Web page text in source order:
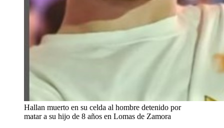
Hallan muerto en su celda al hombre detenido por
matar a su hijo de 8 años en Lomas de Zamora